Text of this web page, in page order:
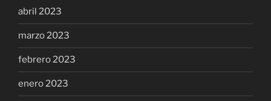
abril 2023
marzo 2023
febrero 2023
enero 2023